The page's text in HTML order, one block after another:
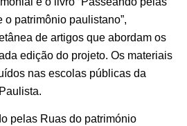
o patrimônio paulistano”,
de artigos que abordam os
edição do projeto. Os materiais
nas escolas públicas da
pelas Ruas do património